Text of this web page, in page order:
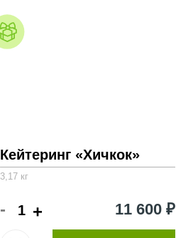
Кейтеринг «Хичкок»
3,17 кг
- + 11 600 ₽